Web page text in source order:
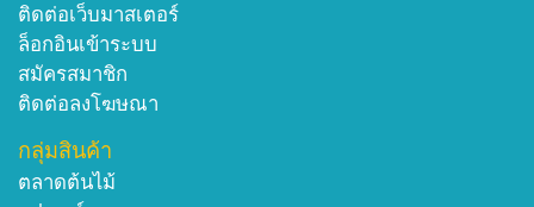
ติดต่อเว็บมาสเตอร์
ล็อกอินเข้าระบบ
สมัครสมาชิก
ติดต่อลงโฆษณา
กลุ่มสินค้า
ตลาดต้นไม้